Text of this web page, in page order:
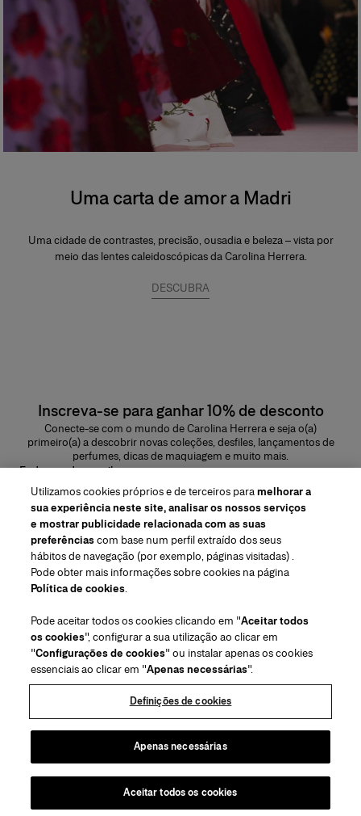
Uma carta de amor a Madri
Uma cidade de contrastes, precisão, ousadia e beleza – vista por
meio das lentes caleidoscópicas da Carolina Herrera.
DESCUBRA
Inscreva-se para ganhar 10% de desconto
Conecte-se com o mundo de Carolina Herrera e seja o(a)
primeiro(a) a descobrir novas coleções, desfiles, lançamentos de
perfumes, dicas de maquiagem e muito mais.
Endereço de e-mail
ENVIAR
Região/Idioma
Atendimento ao cliente
Encontrar uma loja
Fale conosco
Envios e devoluções de Beleza
Envios e Devoluções de Moda
Perguntas Frequentes
Serviço para embalagem para presente
Centro de preferências
Sobre nós
House of Herrera
Herrera Friends
Puig
(abre em uma nova guia)
chcarolinaherrera.com
(abre em uma nova guia)
Termos e Condições
Beauty Termos e Condições de Venda
Moda Termos e Condições de Venda
VTO Data Processing Notice
Política de Privacidade
Política de cookies
Direitos de autor 2026 Carolina Herrera
Utilizamos cookies próprios e de terceiros paramelhorar a
sua experiência neste site, analisar os nossos serviços
e mostrar publicidade relacionada com as suas
preferênciascom base num perfil extraído dos seus
hábitos de navegação (por exemplo, páginas visitadas) .
Pode obter mais informações sobre cookies na página
Política de cookies.
Pode aceitar todos os cookies clicando em "Aceitar todos
os cookies", configurar a sua utilização ao clicar em
"Configurações de cookies" ou instalar apenas os cookies
essenciais ao clicar em "Apenas necessárias".
Definições de cookies
Apenas necessárias
Aceitar todos os cookies